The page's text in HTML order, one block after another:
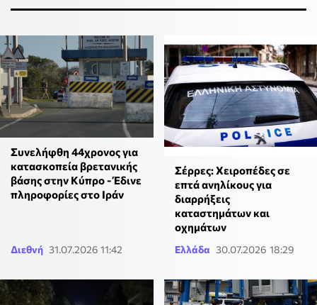
Συνελήφθη 44χρονος για
κατασκοπεία βρετανικής
βάσης στην Κύπρο - Έδινε
πληροφορίες στο Ιράν
Διεθνή 31.07.2026 11:42
Σέρρες: Χειροπέδες σε
επτά ανηλίκους για
διαρρήξεις
καταστημάτων και
οχημάτων
Ελλάδα 30.07.2026 18:29